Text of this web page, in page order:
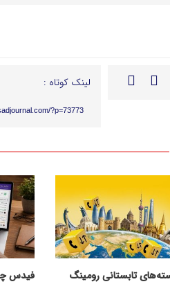
لینک کوتاه :
?p=73773
تابستانی رومینگ
فیدس